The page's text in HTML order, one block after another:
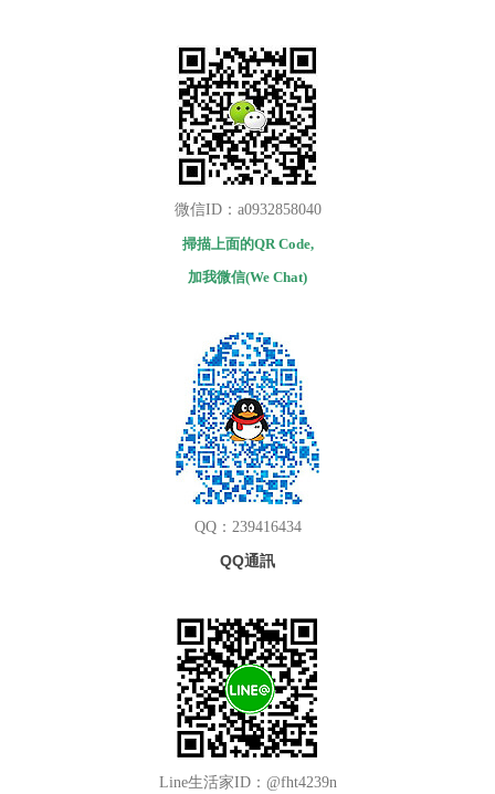
微信ID：a0932858040
掃描上面的QR Code,
加我微信(We Chat)
QQ：239416434
QQ通訊
Line生活家ID：@fht4239n